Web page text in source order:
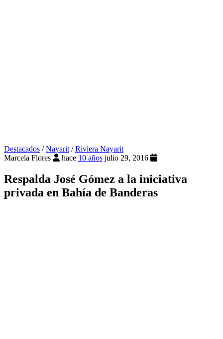
Destacados /Nayarit/Riviera Nayarit
Marcela Flores
hace 10 años julio 29, 2016
Respalda José Gómez a la iniciativa
privada en Bahía de Banderas